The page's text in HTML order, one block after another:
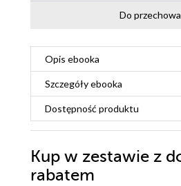
Do
Opis ebooka
Szczegółyebooka
Dostępność produktu
Kup w zestawie z
rabatem